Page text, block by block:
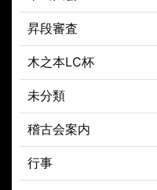
昇段審査
木之本LC杯
未分類
稽古会案内
行事